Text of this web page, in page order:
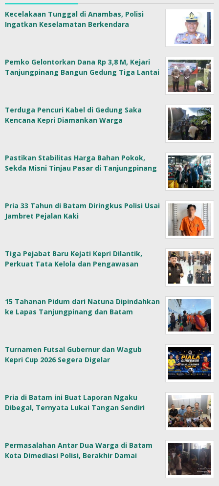
Kecelakaan Tunggal di Anambas, Polisi
Ingatkan Keselamatan Berkendara
Pemko Gelontorkan Dana Rp 3,8 M, Kejari
Tanjungpinang Bangun Gedung Tiga Lantai
Terduga Pencuri Kabel di Gedung Saka
Kencana Kepri Diamankan Warga
Pastikan Stabilitas Harga Bahan Pokok,
Sekda Misni Tinjau Pasar di Tanjungpinang
Pria 33 Tahun di Batam Diringkus Polisi Usai
Jambret Pejalan Kaki
Tiga Pejabat Baru Kejati Kepri Dilantik,
Perkuat Tata Kelola dan Pengawasan
15 Tahanan Pidum dari Natuna Dipindahkan
ke Lapas Tanjungpinang dan Batam
Turnamen Futsal Gubernur dan Wagub
Kepri Cup 2026 Segera Digelar
Pria di Batam ini Buat Laporan Ngaku
Dibegal, Ternyata Lukai Tangan Sendiri
Permasalahan Antar Dua Warga di Batam
Kota Dimediasi Polisi, Berakhir Damai